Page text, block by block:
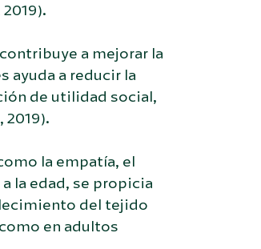
a mejorar la
ayuda a reducir la
de utilidad social,
la empatía, el
la edad, se propicia
del tejido
en adultos